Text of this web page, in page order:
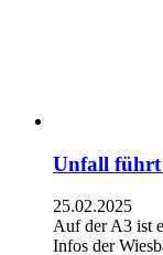
Unfall führt
25.02.2025
Auf der A3 ist
Infos der